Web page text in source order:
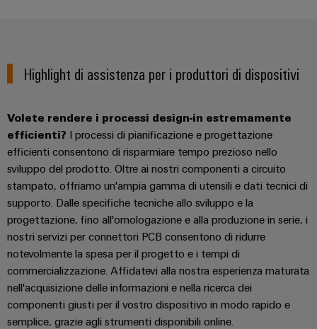
Highlight di assistenza per i produttori di dispositivi
Volete rendere i processi design-in estremamente
efficienti? I processi di pianificazione e progettazione
efficienti consentono di risparmiare tempo prezioso nello
sviluppo del prodotto. Oltre ai nostri componenti a circuito
stampato, offriamo un'ampia gamma di utensili e dati tecnici di
supporto. Dalle specifiche tecniche allo sviluppo e la
progettazione, fino all'omologazione e alla produzione in serie, i
nostri servizi per connettori PCB consentono di ridurre
notevolmente la spesa per il progetto e i tempi di
commercializzazione. Affidatevi alla nostra esperienza maturata
nell'acquisizione delle informazioni e nella ricerca dei
componenti giusti per il vostro dispositivo in modo rapido e
semplice, grazie agli strumenti disponibili online.